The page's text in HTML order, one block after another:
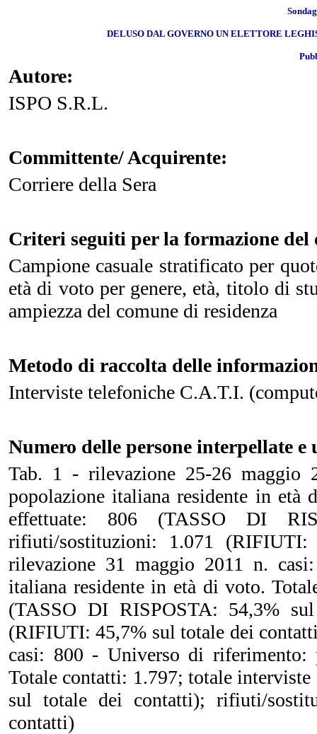
DELUSO DAL GOVERNO UN ELETTORE
Autore:
ISPO S.R.L.
Committente/ Acquirente:
Corriere della Sera
Criteri seguiti per la formazione del
Campione casuale stratificato per
età di voto per genere, età, titolo di
ampiezza del comune di residenza
Metodo di raccolta delle
Interviste telefoniche C.A.T.I.
Numero delle persone interpellate
Tab. 1 - rilevazione 25-26
popolazione italiana residente in
effettuate: 806 (TASSO DI
rifiuti/sostituzioni: 1.071
rilevazione 31 maggio 2011 n.
italiana residente in età di voto.
(TASSO DI RISPOSTA: 54,3%
(RIFIUTI: 45,7% sul totale dei
casi: 800 - Universo di riferimento:
Totale contatti: 1.797; totale
sul totale dei contatti); rifiuti/
contatti)